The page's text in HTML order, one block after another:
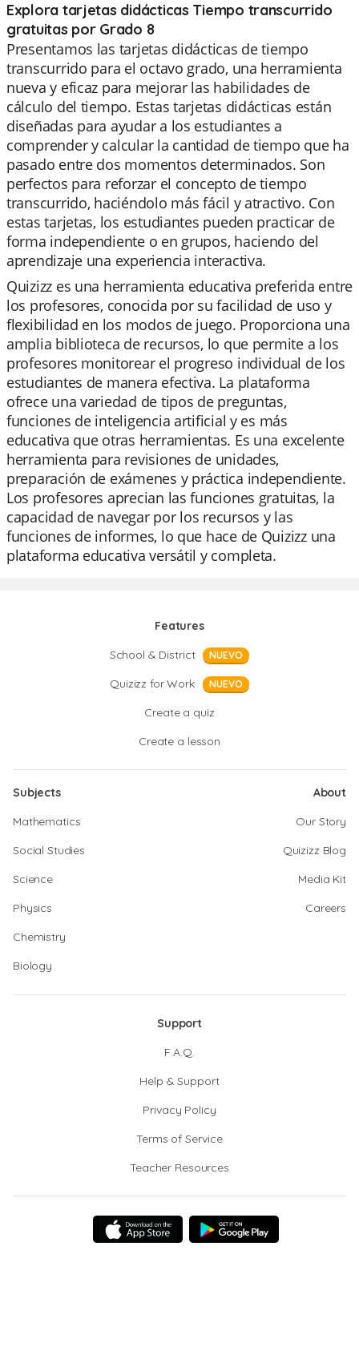
Explora tarjetas didácticas Tiempo transcurrido
gratuitas por Grado 8
Presentamos las tarjetas didácticas de tiempo
transcurrido para el octavo grado, una herramienta
nueva y eficaz para mejorar las habilidades de
cálculo del tiempo. Estas tarjetas didácticas están
diseñadas para ayudar a los estudiantes a
comprender y calcular la cantidad de tiempo que ha
pasado entre dos momentos determinados. Son
perfectos para reforzar el concepto de tiempo
transcurrido, haciéndolo más fácil y atractivo. Con
estas tarjetas, los estudiantes pueden practicar de
forma independiente o en grupos, haciendo del
aprendizaje una experiencia interactiva.
Quizizz es una herramienta educativa preferida entre
los profesores, conocida por su facilidad de uso y
flexibilidad en los modos de juego. Proporciona una
amplia biblioteca de recursos, lo que permite a los
profesores monitorear el progreso individual de los
estudiantes de manera efectiva. La plataforma
ofrece una variedad de tipos de preguntas,
funciones de inteligencia artificial y es más
educativa que otras herramientas. Es una excelente
herramienta para revisiones de unidades,
preparación de exámenes y práctica independiente.
Los profesores aprecian las funciones gratuitas, la
capacidad de navegar por los recursos y las
funciones de informes, lo que hace de Quizizz una
plataforma educativa versátil y completa.
Features
School & District
NUEVO
Quizizz for Work NUEVO
Create a quiz
Create a lesson
Subjects
Mathematics
Social Studies
Science
Physics
Chemistry
Biology
About
Our Story
Quizizz Blog
Media Kit
Careers
Support
F.A.Q.
Help & Support
Privacy Policy
Terms of Service
Teacher Resources